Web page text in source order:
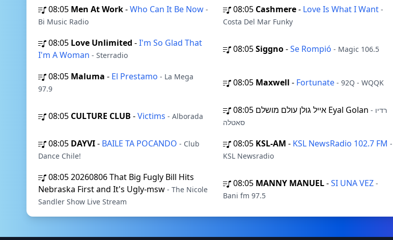
08:05 Men At Work-Who Can It Be Now -
Bi Music Radio
08:05 Cashmere- Love Is What I Want -
Costa Del Mar Funky
08:05 Love Unlimited -I'm So Glad That
I'm A Woman - Sterradio
08:05Siggno-Se Rompió - Magic 106.5
08:05 Maluma - El Prestamo - La Mega
97.9
08:05 Maxwell - Fortunate - 92Q - WQQK
08:05 CULTURE CLUB -Victims - Alborada
08:05 אייל גולן עולם מושלם Eyal Golan - רדיו
סאטלה
08:05 DAYVI- BAILE TA POCANDO - Club
Dance Chile!
08:05 KSL-AM - KSL NewsRadio 102.7 FM -
KSL Newsradio
08:0520260806 That Big Fugly Bill Hits
Nebraska First and It's Ugly-msw - The Nicole
Sandler Show Live Stream
08:05 MANNY MANUEL-SI UNA VEZ -
Bani fm 97.5